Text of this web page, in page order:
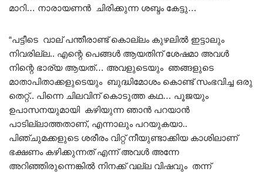
മാറി… നാരായണൻ ചിരിക്കുന്ന ശബ്ദം കേട്ടു…
“പട്ടീടെ വാല് പന്തീരാണ്ട് കൊല്ലം കുഴലിൽ ഇട്ടാലും
നിവരില്ല.. എന്റെ പെങ്ങൾ ആയതിന് ശേഷമാ അവൾ
നിന്റെ ഭാര്യ ആയത്… അവളുടെയും ഞങ്ങളുടെ
മാതാപിതാക്കളുടെയും ബുദ്ധിമോശം കൊണ്ട് സംഭവിച്ച ഒരു
തെറ്റ്.. പിന്നെ ചിലവിന് കൊടുത്ത കഥ… പൂജയും
ഉപാസനയുമായി കഴിയുന്ന ഞാൻ പറയാൻ
പാടില്ലാത്തതാണ്, എന്നാലും പറയുകയാ..
പിഞ്ചുമക്കളുടെ ശരീരം വിറ്റ് നീയുണ്ടാക്കിയ കാശിലാണ്
ഭക്ഷണം കഴിക്കുന്നത് എന്ന് അവൾ അന്നേ
അറിഞ്ഞിരുന്നെങ്കിൽ നിനക്ക് വല്ല വിഷവും തന്ന്